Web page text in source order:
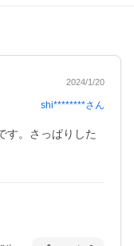
2024/1/20
shi********さん
す。さっぱりした